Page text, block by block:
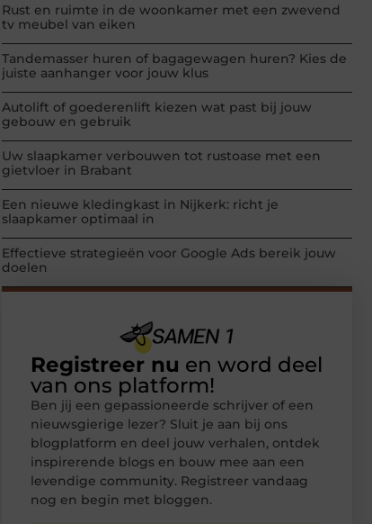
Rust en ruimte in de woonkamer met een zwevend
tv meubel van eiken
Tandemasser huren of bagagewagen huren? Kies de
juiste aanhanger voor jouw klus
Autolift of goederenlift kiezen wat past bij jouw
gebouw en gebruik
Uw slaapkamer verbouwen tot rustoase met een
gietvloer in Brabant
Een nieuwe kledingkast in Nijkerk: richt je
slaapkamer optimaal in
Effectieve strategieën voor Google Ads bereik jouw
doelen
Registreer nu en word deel
van ons platform!
Ben jij een gepassioneerde schrijver of een
nieuwsgierige lezer? Sluit je aan bij ons
blogplatform en deel jouw verhalen, ontdek
inspirerende blogs en bouw mee aan een
levendige community. Registreer vandaag
nog en begin met bloggen.